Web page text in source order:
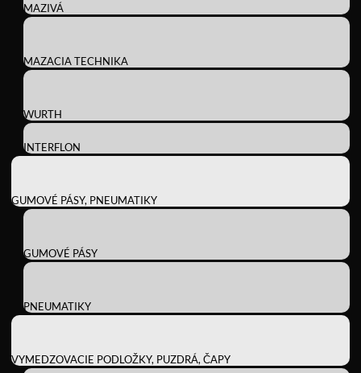
MAZIVÁ
MAZACIA TECHNIKA
WURTH
INTERFLON
GUMOVÉ PÁSY, PNEUMATIKY
GUMOVÉ PÁSY
PNEUMATIKY
VYMEDZOVACIE PODLOŽKY, PUZDRÁ, ČAPY